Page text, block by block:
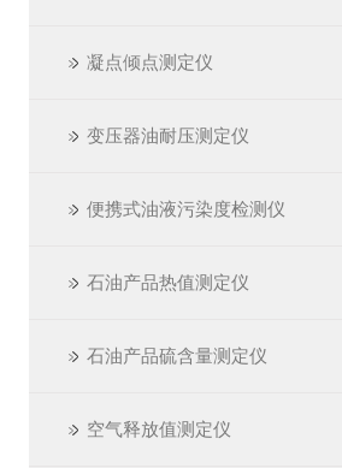
凝点倾点测定仪
变压器油耐压测定仪
便携式油液污染度检测仪
石油产品热值测定仪
石油产品硫含量测定仪
空气释放值测定仪